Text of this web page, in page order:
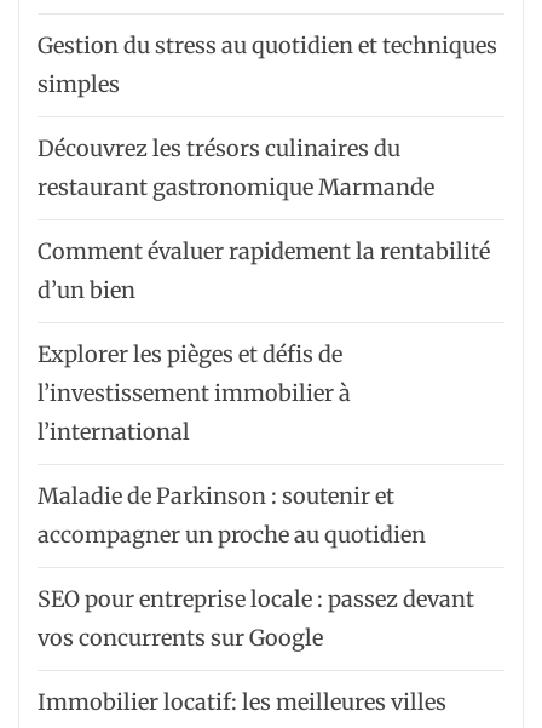
Gestion du stress au quotidien et techniques
simples
Découvrez les trésors culinaires du
restaurant gastronomique Marmande
Comment évaluer rapidement la rentabilité
d’un bien
Explorer les pièges et défis de
l’investissement immobilier à
l’international
Maladie de Parkinson : soutenir et
accompagner un proche au quotidien
SEO pour entreprise locale : passez devant
vos concurrents sur Google
Immobilier locatif: les meilleures villes